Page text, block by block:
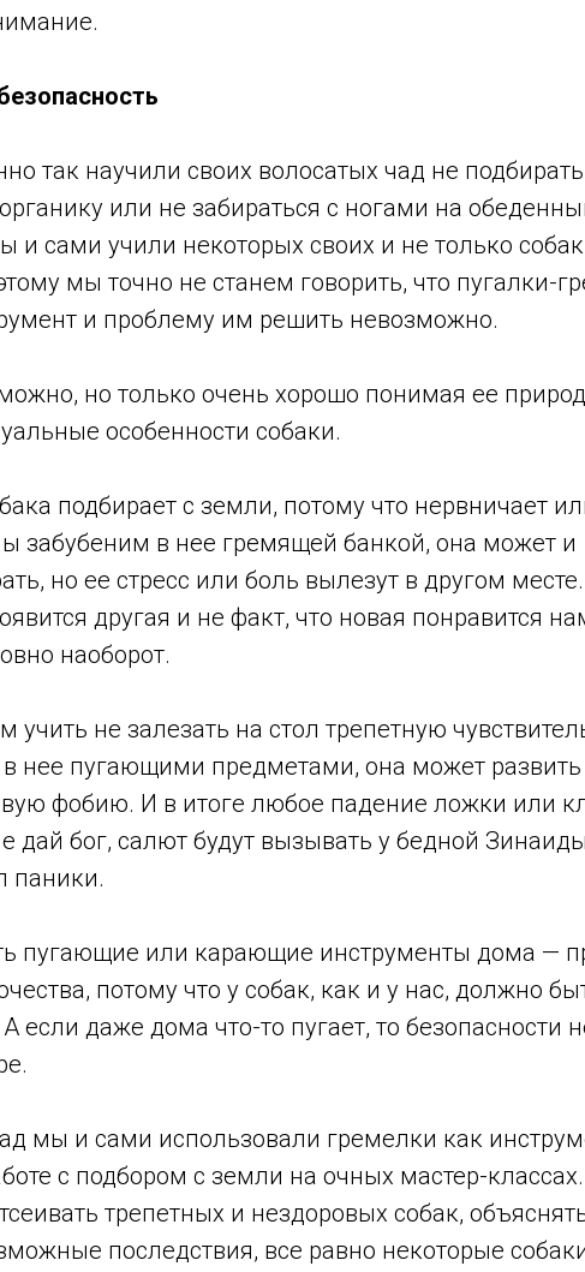
так научили своих волосатых чад не
или не забираться с ногами на
и сами учили некоторых своих и не только
мы точно не станем говорить, что пугалки-
и проблему им решить невозможно.
но только очень хорошо понимая ее
особенности собаки.
подбирает с земли, потому что нервничает
забубеним в нее гремящей банкой, она может и
но ее стресс или боль вылезут в другом
другая и не факт, что новая понравится
наоборот.
не залезать на стол трепетную
в нее пугающими предметами, она может развить
фобию. И в итоге любое падение ложки или
дай бог, салют будут вызывать у бедной
паники.
пугающие или карающие инструменты дома —
потому что у собак, как и у нас, должно
если даже дома что-то пугает, то безопасности
мы и сами использовали гремелки как
с подбором с земли на очных мастер-
трепетных и нездоровых собак,
последствия, все равно некоторые